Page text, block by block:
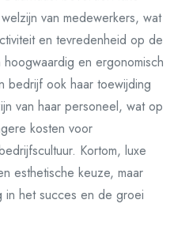
van medewerkers, wat
en tevredenheid op de
en ergonomisch
bedrijf ook haar toewijding
van haar personeel, wat op
kosten voor
Kortom, luxe
esthetische keuze, maar
in het succes en de groei